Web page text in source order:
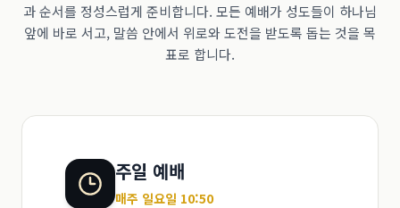
과 순서를 정성스럽게 준비합니다. 모든 예배가 성도들이 하나님
앞에 바로 서고, 말씀 안에서 위로와 도전을 받도록 돕는 것을 목
표로 합니다.
주일 예배
매주 일요일 10:50